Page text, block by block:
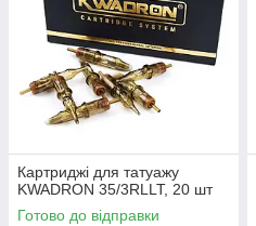
Картриджі для татуажу
KWADRON 35/3RLLT, 20 шт
Готово до відправки